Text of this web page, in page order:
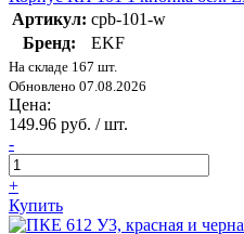
Артикул: cpb-101-w
Бренд:
EKF
На складе 167 шт.
Обновлено 07.08.2026
Цена:
149.96 руб. / шт.
-
+
Купить